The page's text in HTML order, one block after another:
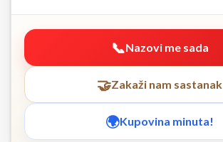
Nazovi me sada
Zakaži nam sastanak
Kupovina minuta!